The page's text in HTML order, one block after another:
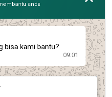
in this browser for the
anda
bisa kami bantu?
09:01